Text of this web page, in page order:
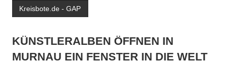
Kreisbote.de - GAP
KÜNSTLERALBEN ÖFFNEN IN
MURNAU EIN FENSTER IN DIE WELT